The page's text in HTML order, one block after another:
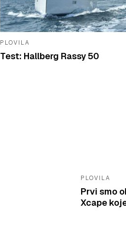
PLOVILA
Test: Hallberg Rassy 50
PLOVILA
Prvi smo
Xcape